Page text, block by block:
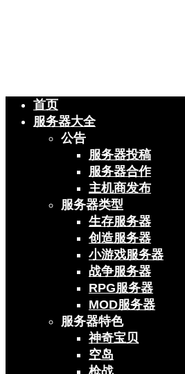
首页
服务器大全
公告
服务器投稿
服务器合作
主机商发布
服务器类型
生存服务器
创造服务器
小游戏服务器
战争服务器
RPG服务器
MOD服务器
服务器特色
神奇宝贝
空岛